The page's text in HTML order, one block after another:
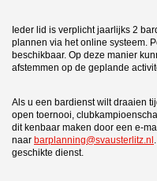
Ieder lid is verplicht jaarlijks 2
plannen via het online systeem.
beschikbaar. Op deze manier
afstemmen op de geplande
Als u een bardienst wilt draaien
open toernooi,
dit kenbaar maken door een e-
naar barplanning@svausterlitz.nl
geschikte dienst.